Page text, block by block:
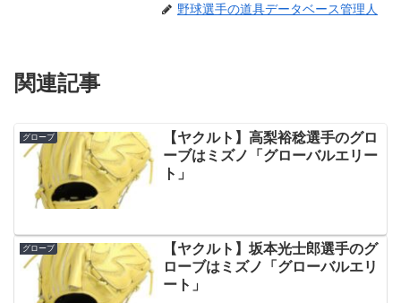
野球選手の道具データベース管理人
関連記事
グローブ
【ヤクルト】高梨裕稔選手のグロ
ーブはミズノ「グローバルエリー
ト」
グローブ
【ヤクルト】坂本光士郎選手のグ
ローブはミズノ「グローバルエリ
ート」